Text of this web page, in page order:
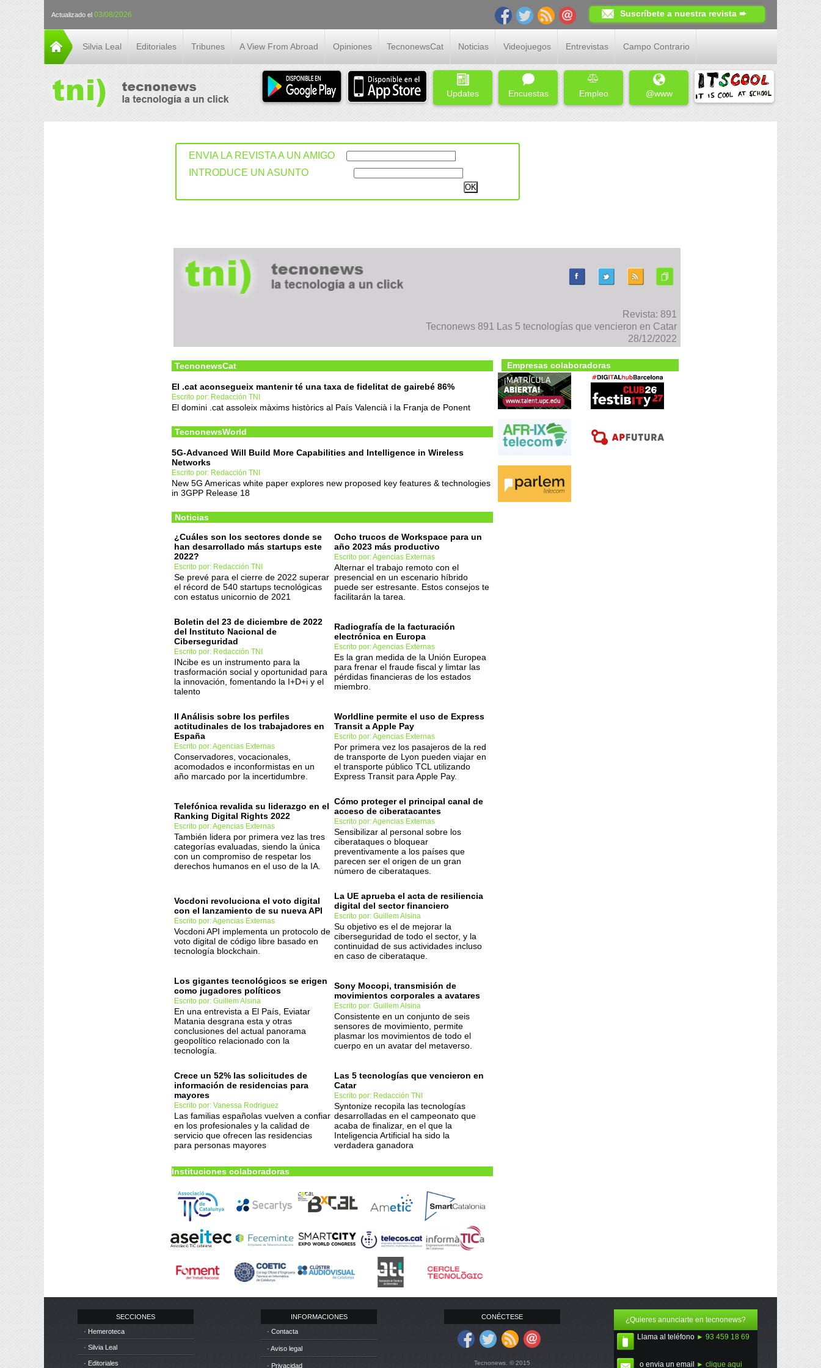
Actualizado el 03/08/2026 Suscríbete a nuestra revista ➨
Silvia Leal Editoriales Tribunes A View From Abroad Opiniones TecnonewsCat Noticias Videojuegos Entrevistas Campo Contrario
Updates Encuestas Empleo @www
ENVIA LA REVISTA A UN AMIGO
INTRODUCE UN ASUNTO
Revista: 891
Tecnonews 891 Las 5 tecnologías que vencieron en Catar
28/12/2022
TecnonewsCat
El .cat aconsegueix mantenir té una taxa de fidelitat de gairebé 86%
Escrito por: Redacción TNI
El domini .cat assoleix màxims històrics al País Valencià i la Franja de Ponent
TecnonewsWorld
5G-Advanced Will Build More Capabilities and Intelligence in Wireless
Networks
Escrito por: Redacción TNI
New 5G Americas white paper explores new proposed key features & technologies
in 3GPP Release 18
Noticias
¿Cuáles son los sectores donde se
han desarrollado más startups este
2022?
Escrito por: Redacción TNI
Se prevé para el cierre de 2022 superar
el récord de 540 startups tecnológicas
con estatus unicornio de 2021
Ocho trucos de Workspace para un
año 2023 más productivo
Escrito por: Agencias Externas
Alternar el trabajo remoto con el
presencial en un escenario híbrido
puede ser estresante. Estos consejos te
facilitarán la tarea.
Boletin del 23 de diciembre de 2022
del Instituto Nacional de
Ciberseguridad
Escrito por: Redacción TNI
INcibe es un instrumento para la
trasformación social y oportunidad para
la innovación, fomentando la I+D+i y el
talento
Radiografía de la facturación
electrónica en Europa
Escrito por: Agencias Externas
Es la gran medida de la Unión Europea
para frenar el fraude fiscal y limtar las
pérdidas financieras de los estados
miembro.
II Análisis sobre los perfiles
actitudinales de los trabajadores en
España
Escrito por: Agencias Externas
Conservadores, vocacionales,
acomodados e inconformistas en un
año marcado por la incertidumbre.
Worldline permite el uso de Express
Transit a Apple Pay
Escrito por: Agencias Externas
Por primera vez los pasajeros de la red
de transporte de Lyon pueden viajar en
el transporte público TCL utilizando
Express Transit para Apple Pay.
Telefónica revalida su liderazgo en el
Ranking Digital Rights 2022
Escrito por: Agencias Externas
También lidera por primera vez las tres
categorías evaluadas, siendo la única
con un compromiso de respetar los
derechos humanos en el uso de la IA.
Cómo proteger el principal canal de
acceso de ciberatacantes
Escrito por: Agencias Externas
Sensibilizar al personal sobre los
ciberataques o bloquear
preventivamente a los países que
parecen ser el origen de un gran
número de ciberataques.
Vocdoni revoluciona el voto digital
con el lanzamiento de su nueva API
Escrito por: Agencias Externas
Vocdoni API implementa un protocolo de
voto digital de código libre basado en
tecnología blockchain.
La UE aprueba el acta de resiliencia
digital del sector financiero
Escrito por: Guillem Alsina
Su objetivo es el de mejorar la
ciberseguridad de todo el sector, y la
continuidad de sus actividades incluso
en caso de ciberataque.
Los gigantes tecnológicos se erigen
como jugadores políticos
Escrito por: Guillem Alsina
En una entrevista a El País, Eviatar
Matania desgrana esta y otras
conclusiones del actual panorama
geopolítico relacionado con la
tecnología.
Sony Mocopi, transmisión de
movimientos corporales a avatares
Escrito por: Guillem Alsina
Consistente en un conjunto de seis
sensores de movimiento, permite
plasmar los movimientos de todo el
cuerpo en un avatar del metaverso.
Crece un 52% las solicitudes de
información de residencias para
mayores
Escrito por: Vanessa Rodriguez
Las familias españolas vuelven a confiar
en los profesionales y la calidad de
servicio que ofrecen las residencias
para personas mayores
Las 5 tecnologías que vencieron en
Catar
Escrito por: Redacción TNI
Syntonize recopila las tecnologías
desarrolladas en el campeonato que
acaba de finalizar, en el que la
Inteligencia Artificial ha sido la
verdadera ganadora
Instituciones colaboradoras
Empresas colaboradoras
SECCIONES
· Hemeroteca
· Silvia Leal
· Editoriales
INFORMACIONES
· Contacta
· Aviso legal
· Privacidad
CONÉCTESE
Tecnonews. © 2015
¿Quieres anunciarte en tecnonews?
Llama al teléfono ► 93 459 18 69
o envia un email ► clique aqui